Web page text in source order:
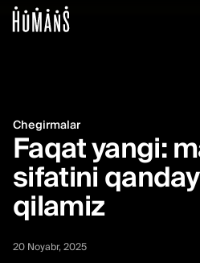
Aloqa,
Faqat yangi:
sifatini
qilamiz
Chegirmalar
20 Noyabr, 2025